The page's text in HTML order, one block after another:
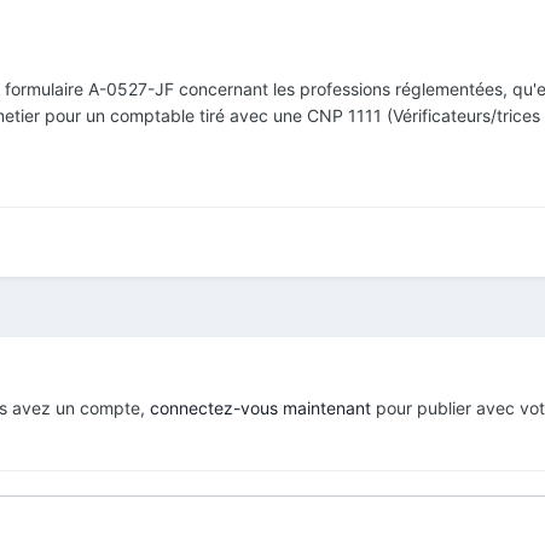
A-0527-JF concernant les professions réglementées,
pour un comptable tiré avec une CNP 1111 (Vérificateurs/trices
avez un compte, connectez-vous maintenant pour publier avec